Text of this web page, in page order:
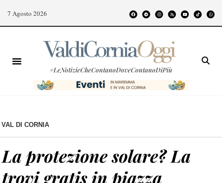
7 Agosto 2026
#LeNotizieCheContanoDoveContanoDiPiù
VAL DI CORNIA
La protezione solare? La
trovi gratis in piazza